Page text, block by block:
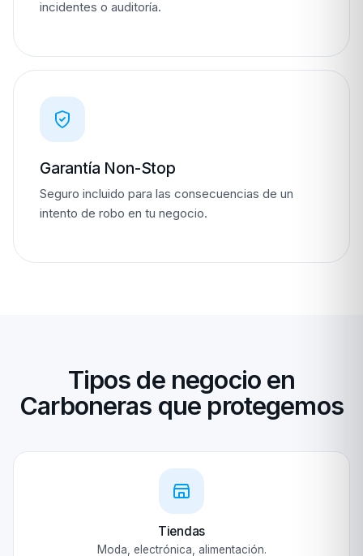
incidentes o auditoría.
Garantía Non-Stop
Seguro incluido para las consecuencias de un
intento de robo en tu negocio.
Tipos de negocio en
Carboneras que protegemos
Tiendas
Moda, electrónica, alimentación.